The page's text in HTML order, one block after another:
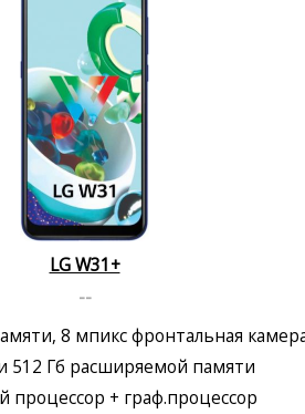
LG W31+
--
8 мпикс фронтальная
512 Гб расширяемой памяти
+ граф.процессор